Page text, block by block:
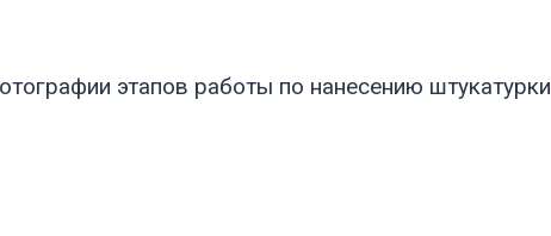
этапов работы по нанесению штукатурки